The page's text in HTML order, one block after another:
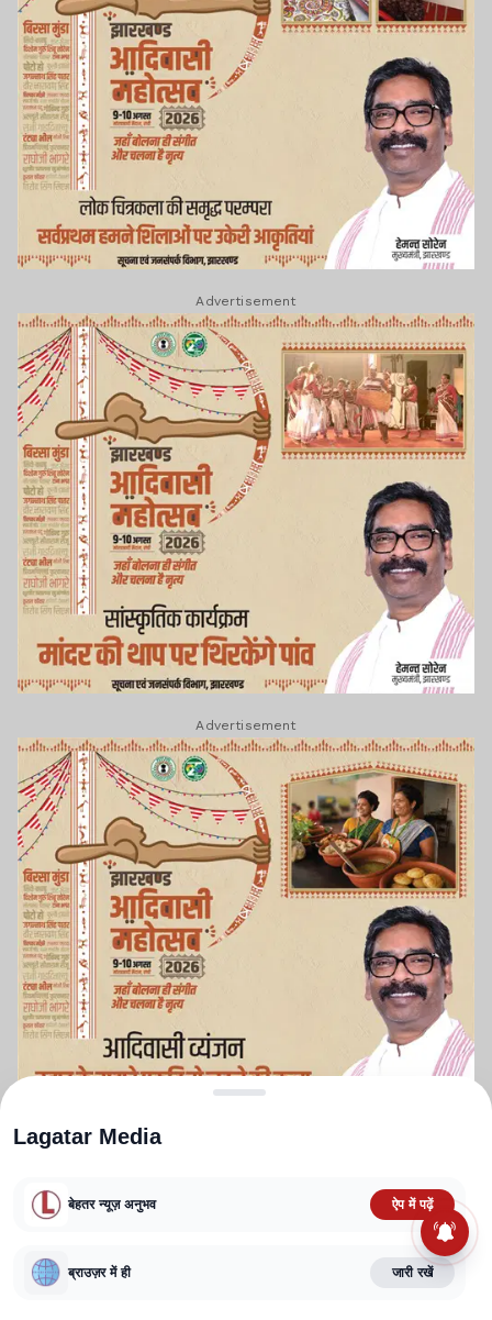
Advertisement
Advertisement
TERMS AND CONDITIONS
CORRECTIONS POLICY
FACT CHECKING POLICY
Lagatar Media Pvt. Ltd.
Lagatar Media
बेहतर न्यूज़ अनुभव ऐप में पढ़ें
ब्राउज़र में ही जारी रखें